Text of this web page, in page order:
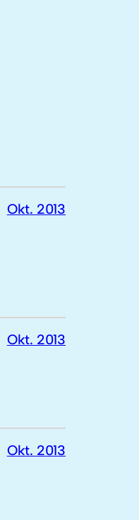
Okt. 2013
Okt. 2013
Okt. 2013